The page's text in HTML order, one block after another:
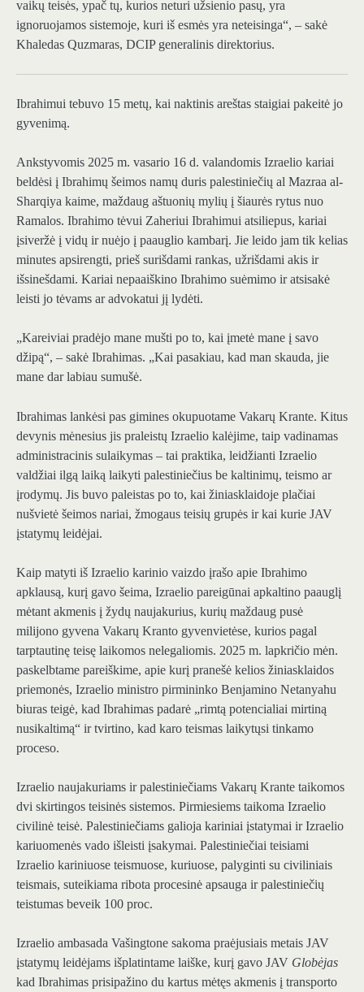
vaikų teisės, ypač tų, kurios neturi užsienio pasų, yra
ignoruojamos sistemoje, kuri iš esmės yra neteisinga“, – sakė
Khaledas Quzmaras, DCIP generalinis direktorius.
Ibrahimui tebuvo 15 metų, kai naktinis areštas staigiai pakeitė jo
gyvenimą.
Ankstyvomis 2025 m. vasario 16 d. valandomis Izraelio kariai
beldėsi į Ibrahimų šeimos namų duris palestiniečių al Mazraa al-
Sharqiya kaime, maždaug aštuonių mylių į šiaurės rytus nuo
Ramalos. Ibrahimo tėvui Zaheriui Ibrahimui atsiliepus, kariai
įsiveržė į vidų ir nuėjo į paauglio kambarį. Jie leido jam tik kelias
minutes apsirengti, prieš surišdami rankas, užrišdami akis ir
išsinešdami. Kariai nepaaiškino Ibrahimo suėmimo ir atsisakė
leisti jo tėvams ar advokatui jį lydėti.
„Kareiviai pradėjo mane mušti po to, kai įmetė mane į savo
džipą“, – sakė Ibrahimas. „Kai pasakiau, kad man skauda, ​​jie
mane dar labiau sumušė.
Ibrahimas lankėsi pas gimines okupuotame Vakarų Krante. Kitus
devynis mėnesius jis praleistų Izraelio kalėjime, taip vadinamas
administracinis sulaikymas – tai praktika, leidžianti Izraelio
valdžiai ilgą laiką laikyti palestiniečius be kaltinimų, teismo ar
įrodymų. Jis buvo paleistas po to, kai žiniasklaidoje plačiai
nušvietė šeimos nariai, žmogaus teisių grupės ir kai kurie JAV
įstatymų leidėjai.
Kaip matyti iš Izraelio karinio vaizdo įrašo apie Ibrahimo
apklausą, kurį gavo šeima, Izraelio pareigūnai apkaltino paauglį
mėtant akmenis į žydų naujakurius, kurių maždaug pusė
milijono gyvena Vakarų Kranto gyvenvietėse, kurios pagal
tarptautinę teisę laikomos nelegaliomis. 2025 m. lapkričio mėn.
paskelbtame pareiškime, apie kurį pranešė kelios žiniasklaidos
priemonės, Izraelio ministro pirmininko Benjamino Netanyahu
biuras teigė, kad Ibrahimas padarė „rimtą potencialiai mirtiną
nusikaltimą“ ir tvirtino, kad karo teismas laikytųsi tinkamo
proceso.
Izraelio naujakuriams ir palestiniečiams Vakarų Krante taikomos
dvi skirtingos teisinės sistemos. Pirmiesiems taikoma Izraelio
civilinė teisė. Palestiniečiams galioja kariniai įstatymai ir Izraelio
kariuomenės vado išleisti įsakymai. Palestiniečiai teisiami
Izraelio kariniuose teismuose, kuriuose, palyginti su civiliniais
teismais, suteikiama ribota procesinė apsauga ir palestiniečių
teistumas beveik 100 proc.
Izraelio ambasada Vašingtone sakoma praėjusiais metais JAV
įstatymų leidėjams išplatintame laiške, kurį gavo JAV Globėjas
kad Ibrahimas prisipažino du kartus mėtęs akmenis į transporto